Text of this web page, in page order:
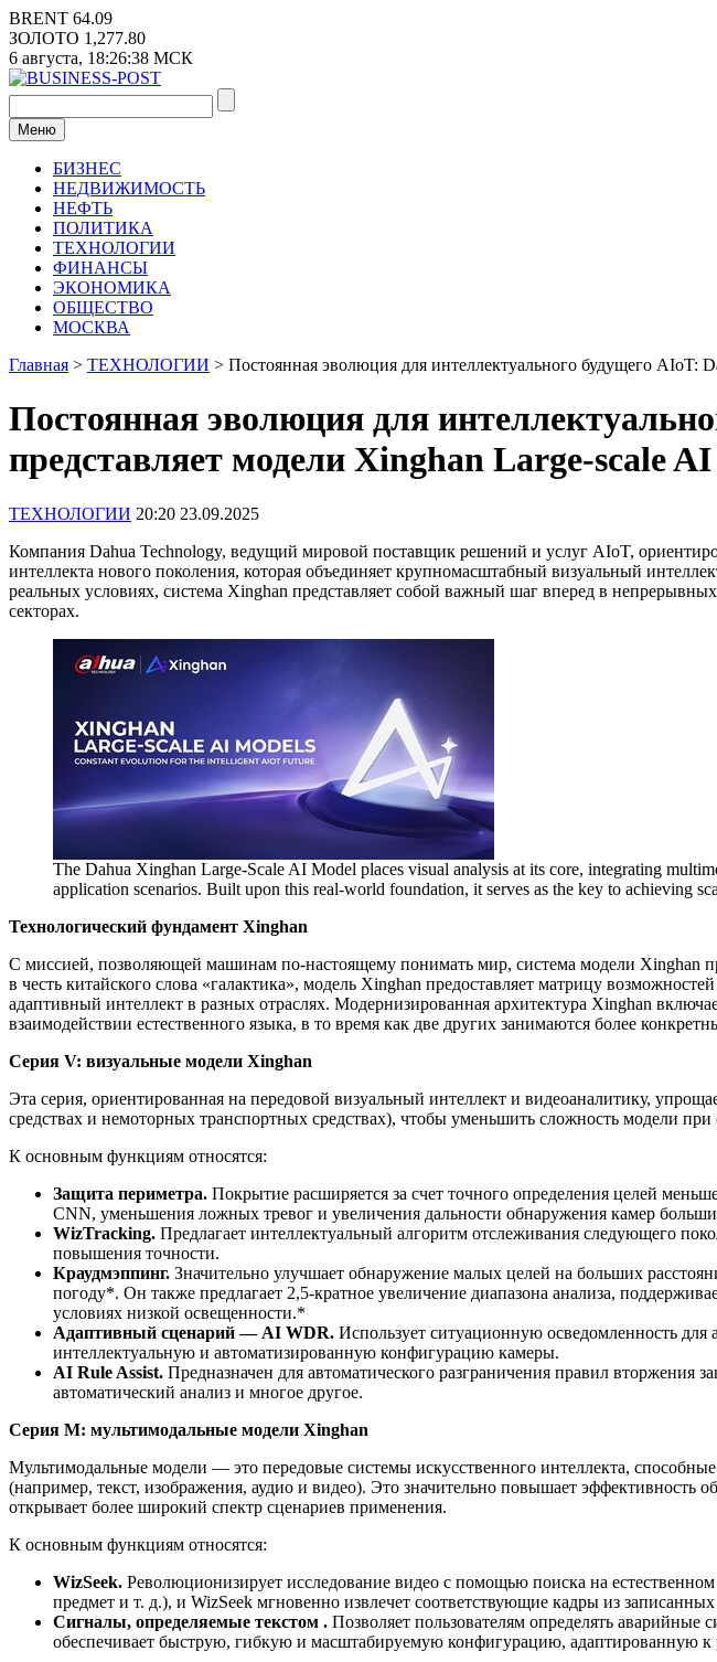
Перейти
к
содержимому
BRENT 64.09
ЗОЛОТО 1,277.80
6 августа, 18:26:39 МСК
Меню
БИЗНЕС
НЕДВИЖИМОСТЬ
НЕФТЬ
ПОЛИТИКА
ТЕХНОЛОГИИ
ФИНАНСЫ
ЭКОНОМИКА
ОБЩЕСТВО
МОСКВА
Главная > ТЕХНОЛОГИИ > Постоянная эволюция для интеллектуального будущего AIoT:
Постоянная эволюция для
представляет модели Xinghan Large-scale
ТЕХНОЛОГИИ 20:20 23.09.2025
Компания Dahua Technology, ведущий мировой поставщик решений и услуг AIoT,
интеллекта нового поколения, которая объединяет крупномасштабный визуальный
реальных условиях, система Xinghan представляет собой важный шаг вперед в
секторах.
The Dahua Xinghan Large-Scale AI Model places visual analysis at its core, integrating
application scenarios. Built upon this real-world foundation, it serves as the key to achieving
Технологический фундамент Xinghan
С миссией, позволяющей машинам по-настоящему понимать мир, система модели Xinghan
в честь китайского слова «галактика», модель Xinghan предоставляет матрицу
адаптивный интеллект в разных отраслях. Модернизированная архитектура Xinghan
взаимодействии естественного языка, в то время как две других занимаются более
Серия V: визуальные модели Xinghan
Эта серия, ориентированная на передовой визуальный интеллект и видеоаналитику,
средствах и немоторных транспортных средствах), чтобы уменьшить сложность модели
К основным функциям относятся:
Защита периметра. Покрытие расширяется за счет точного определения целей
CNN, уменьшения ложных тревог и увеличения дальности обнаружения камер
WizTracking. Предлагает интеллектуальный алгоритм отслеживания следующего
повышения точности.
Краудмэппинг. Значительно улучшает обнаружение малых целей на больших
погоду*. Он также предлагает 2,5-кратное увеличение диапазона анализа,
условиях низкой освещенности.*
Адаптивный сценарий — AI WDR. Использует ситуационную осведомленность для
интеллектуальную и автоматизированную конфигурацию камеры.
AI Rule Assist. Предназначен для автоматического разграничения правил вторжения
автоматический анализ и многое другое.
Серия M: мультимодальные модели Xinghan
Мультимодальные модели — это передовые системы искусственного интеллекта,
(например, текст, изображения, аудио и видео). Это значительно повышает эффективность
открывает более широкий спектр сценариев применения.
К основным функциям относятся:
WizSeek. Революционизирует исследование видео с помощью поиска на
предмет и т. д.), и WizSeek мгновенно извлечет соответствующие кадры из
Сигналы, определяемые текстом . Позволяет пользователям определять аварийные
обеспечивает быструю, гибкую и масштабируемую конфигурацию, адаптированную к